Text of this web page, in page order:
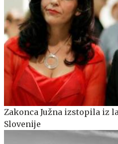
Zakonca Južna izstopila iz
Slovenije